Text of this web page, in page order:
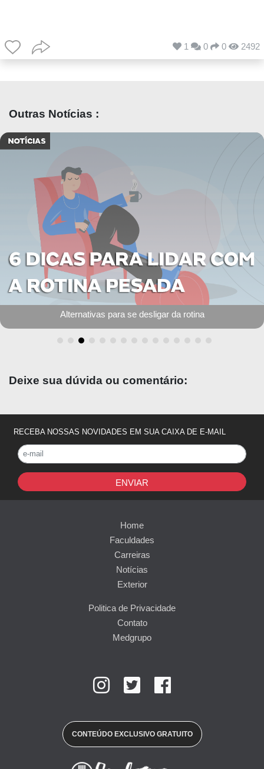
1 0 0 2492
Outras Notícias :
Instagram para médicos: 6 erros que você não deve cometer
Deixe sua dúvida ou comentário:
RECEBA NOSSAS NOVIDADES EM SUA CAIXA DE E-MAIL
ENVIAR
Home
Faculdades
Carreiras
Notícias
Exterior
Politica de Privacidade
Contato
Medgrupo
CONTEÚDO EXCLUSIVO GRATUITO